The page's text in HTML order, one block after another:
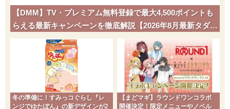
【DMM】TV・プレミアム無料登録で最大4,500ポイントも
らえる最新キャンペーンを徹底解説【2026年8月最新タダポ
チ】
冬の準備に！すみっコぐらし『レ
ンジでゆたぽん』の新デザインが2
【まどマギ】ラウンドワンコラボ
開催決定！限定メニューやノベル